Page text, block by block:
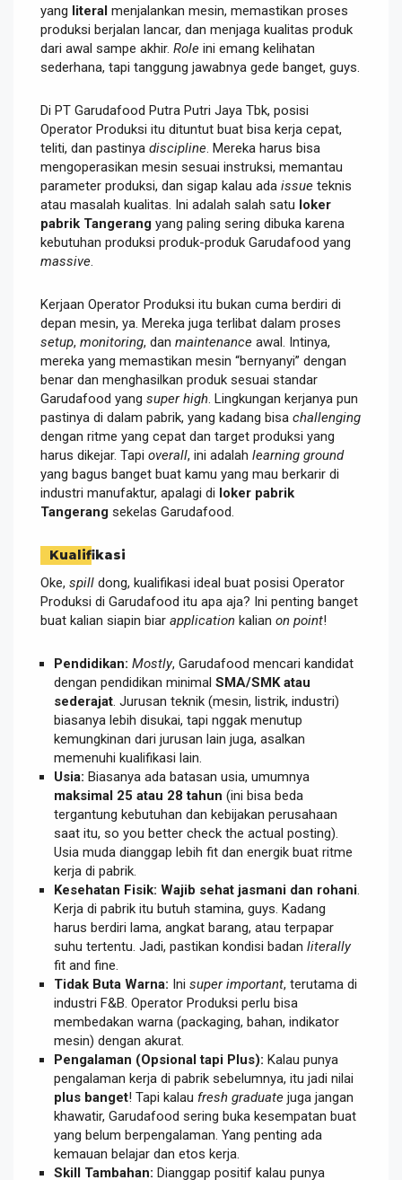
yang literal menjalankan mesin, memastikan proses
produksi berjalan lancar, dan menjaga kualitas produk
dari awal sampe akhir. Role ini emang kelihatan
sederhana, tapi tanggung jawabnya gede banget, guys.
Di PT Garudafood Putra Putri Jaya Tbk, posisi
Operator Produksi itu dituntut buat bisa kerja cepat,
teliti, dan pastinya discipline . Mereka harus bisa
mengoperasikan mesin sesuai instruksi, memantau
parameter produksi, dan sigap kalau ada issue teknis
atau masalah kualitas. Ini adalah salah satu loker
pabrik Tangerang yang paling sering dibuka karena
kebutuhan produksi produk-produk Garudafood yang
massive
Kerjaan Operator Produksi itu bukan cuma berdiri di
depan mesin, ya. Mereka juga terlibat dalam proses
setup, monitoring, dan maintenance awal. Intinya,
mereka yang memastikan mesin “bernyanyi” dengan
benar dan menghasilkan produk sesuai standar
Garudafood yang super high . Lingkungan kerjanya pun
pastinya di dalam pabrik, yang kadang bisa challenging
dengan ritme yang cepat dan target produksi yang
harus dikejar. Tapi overall, ini adalah learning ground
yang bagus banget buat kamu yang mau berkarir di
industri manufaktur, apalagi di loker pabrik
Tangerang sekelas Garudafood.
Kualifikasi
Oke, spill dong, kualifikasi ideal buat posisi Operator
Produksi di Garudafood itu apa aja? Ini penting banget
buat kalian siapin biar application kalian on point!
Pendidikan: Mostly, Garudafood mencari kandidat
dengan pendidikan minimal SMA/SMK atau
sederajat . Jurusan teknik (mesin, listrik, industri)
biasanya lebih disukai, tapi nggak menutup
kemungkinan dari jurusan lain juga, asalkan
memenuhi kualifikasi lain.
Usia: Biasanya ada batasan usia, umumnya
maksimal 25 atau 28 tahun (ini bisa beda
tergantung kebutuhan dan kebijakan perusahaan
saat itu, so you better check the actual posting).
Usia muda dianggap lebih fit dan energik buat ritme
kerja di pabrik.
Kesehatan Fisik: Wajib sehat jasmani dan rohani
Kerja di pabrik itu butuh stamina, guys. Kadang
harus berdiri lama, angkat barang, atau terpapar
suhu tertentu. Jadi, pastikan kondisi badan literally
fit and fine.
Tidak Buta Warna: Ini super important, terutama di
industri F&B. Operator Produksi perlu bisa
membedakan warna (packaging, bahan, indikator
mesin) dengan akurat.
Pengalaman (Opsional tapi Plus): Kalau punya
pengalaman kerja di pabrik sebelumnya, itu jadi nilai
plus banget! Tapi kalau fresh graduate juga jangan
khawatir, Garudafood sering buka kesempatan buat
yang belum berpengalaman. Yang penting ada
kemauan belajar dan etos kerja.
Skill Tambahan: Dianggap positif kalau punya